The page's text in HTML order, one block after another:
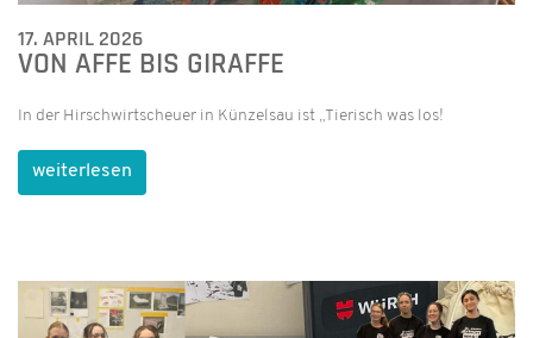
17. APRIL 2026
VON AFFE BIS GIRAFFE
In der Hirschwirtscheuer in Künzelsau ist „Tierisch was los!
weiterlesen